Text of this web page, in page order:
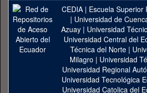
CEDIA| Escuela Superior
| Universidad de
Azuay| Universidad
Universidad Central del
Técnica del Norte |
Milagro | Universidad
Universidad Regional
Universidad Tecnológica
Universidad Catolica del